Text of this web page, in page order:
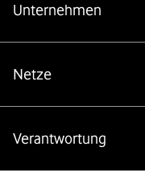
Unternehmen
Netze
Verantwortung